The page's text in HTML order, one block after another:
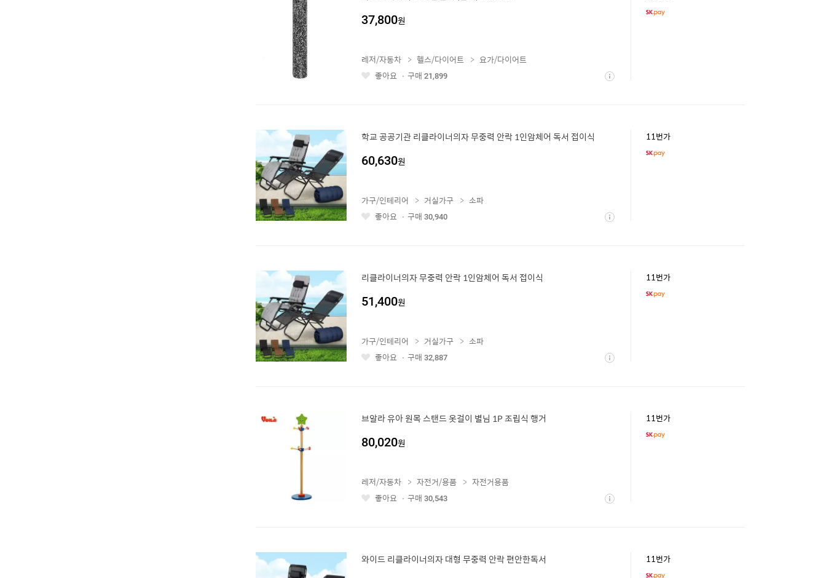
37,800원
좋 상
레저/자동차 헬스/다이어트
요가/다이어트
좋아요
구매 21,899
학교 공공기관 리클라이너의자 무중력 안락 1인암체어 독서 접이식
60,630원
11번가
좋 상
가구/인테리어 거실가구
소파
좋아요
구매 30,940
리클라이너의자 무중력 안락 1인암체어 독서 접이식
51,400원
11번가
좋 상
가구/인테리어 거실가구
소파
좋아요
구매 32,887
브알라 유아 원목 스탠드 옷걸이 별님 1P 조립식 행거
80,020원
11번가
좋 상
레저/자동차 자전거/용품
자전거용품
좋아요
구매 30,543
와이드 리클라이너의자 대형 무중력 안락 편안한독서 11번가